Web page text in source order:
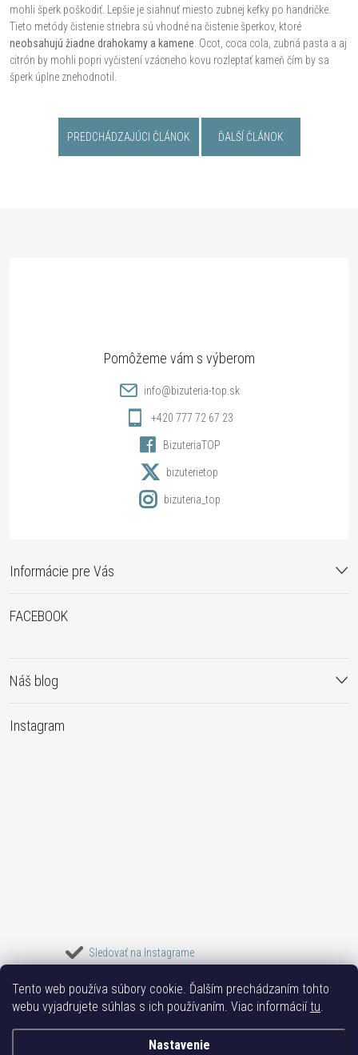
Tento web používa súbory cookie. Ďalším prechádzaním tohto
webu vyjadrujete súhlas s ich používaním. Viac informáciítu.
Nastavenie
mohli šperk poškodiť. Lepšie je siahnuť miesto zubnej kefky po handričke.
Tieto metódy čistenie striebra sú vhodné na čistenie šperkov, ktoré
neobsahujú žiadne drahokamy a kamene . Ocot, coca cola, zubná pasta a aj
citrón by mohli popri vyčistení vzácneho kovu rozleptať kameň čím by sa
šperk úplne znehodnotil.
PREDCHÁDZAJÚCI ČLÁNOK ĎALŠÍ ČLÁNOK
Informácie pre Vás
info@bizuteria-top.sk
+420 777 72 67 23
BizuteriaTOP
bizuterietop
bizuteria_top
FACEBOOK
Náš blog
Instagram
Sledovať na Instagrame
Bižuterie TOP Vše k mobilu Mobil příslušenství